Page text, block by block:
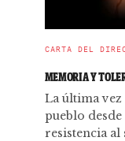
CARTA DEL
MEMORIA Y
La última vez
pueblo
resistencia al